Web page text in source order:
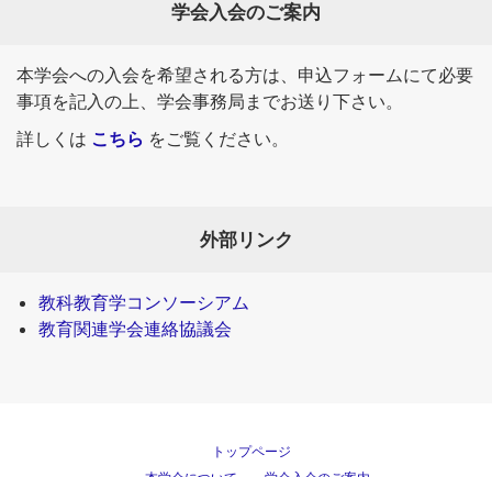
学会入会のご案内
本学会への入会を希望される方は、申込フォームにて必要
事項を記入の上、学会事務局までお送り下さい。
詳しくは こちら をご覧ください。
外部リンク
教科教育学コンソーシアム
教育関連学会連絡協議会
トップページ